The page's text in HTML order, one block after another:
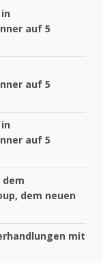
auf 5
auf 5
auf 5
dem
dem neuen
mit